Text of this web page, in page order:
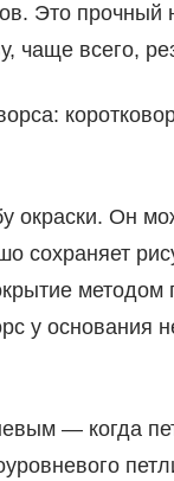
Это
чаще всего,
окраски. Он
сохраняет
у основания
— когда